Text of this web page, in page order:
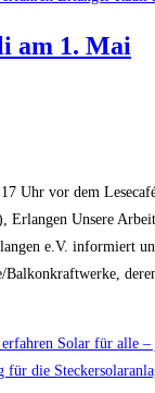
am 1. Mai
Uhr vor dem
Erlangen Unsere
e.V. informiert
Balkonkraftwerke,